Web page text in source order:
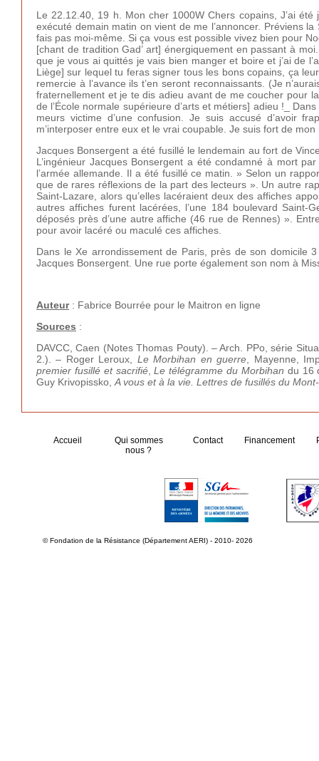
Le 22.12.40, 19 h. Mon cher 1000W Chers copains, J’ai
exécuté demain matin on vient de me l’annoncer. Préviens
fais pas moi-même. Si ça vous est possible vivez bien pour
[chant de tradition Gad’ art] énergiquement en passant à
que je vous ai quittés je vais bien manger et boire et j’ai de
Liège] sur lequel tu feras signer tous les bons copains, ça
remercie à l’avance ils t’en seront reconnaissants. (Je
fraternellement et je te dis adieu avant de me coucher pour
de l’École normale supérieure d’arts et métiers] adieu !_
meurs victime d’une confusion. Je suis accusé d’avoir
m’interposer entre eux et le vrai coupable. Je suis fort de
Jacques Bonsergent a été fusillé le lendemain au fort de
L’ingénieur Jacques Bonsergent a été condamné à mort
l’armée allemande. Il a été fusillé ce matin. » Selon un
que de rares réflexions de la part des lecteurs ». Un autre
Saint-Lazare, alors qu’elles lacéraient deux des affiches
autres affiches furent lacérées, l’une 184 boulevard Saint-
déposés près d’une autre affiche (46 rue de Rennes) ».
pour avoir lacéré ou maculé ces affiches.
Dans le Xe arrondissement de Paris, près de son domicile
Jacques Bonsergent. Une rue porte également son nom à
Auteur: Fabrice Bourrée pour le Maitron en ligne
Sources :
DAVCC, Caen (Notes Thomas Pouty). – Arch. PPo, série
2.). – Roger Leroux, Le Morbihan en guerre , Mayenne,
premier fusillé et sacrifié,Le télégramme du Morbihan du 16
Guy Krivopissko, A vous et à la vie. Lettres de fusillés du
Accueil
Qui sommes
nous ?
Contact Financement
© Fondation de la Résistance (Département AERI) - 2010- 2026